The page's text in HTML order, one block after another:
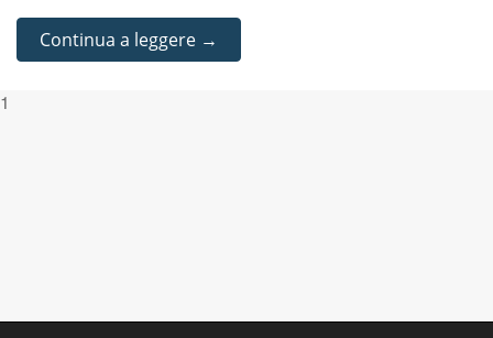
Continua a leggere →
1